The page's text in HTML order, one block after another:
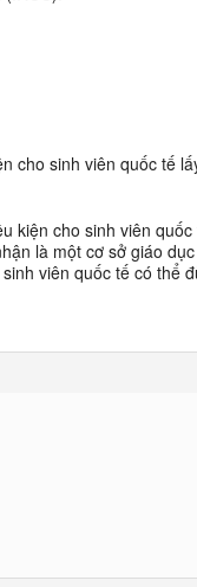
cho sinh viên quốc tế
kiện cho sinh viên
là một cơ sở giáo
viên quốc tế có thể